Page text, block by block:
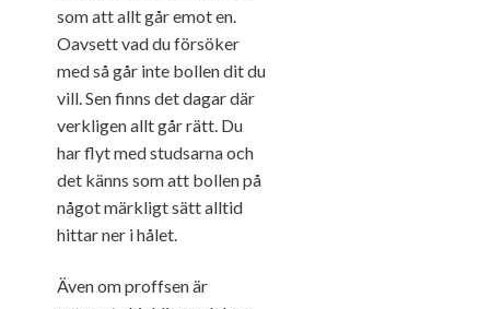
som att allt går emot en.
Oavsett vad du försöker
med så går inte bollen dit du
vill. Sen finns det dagar där
verkligen allt går rätt. Du
har flyt med studsarna och
det känns som att bollen på
något märkligt sätt alltid
hittar ner i hålet.
Även om proffsen är